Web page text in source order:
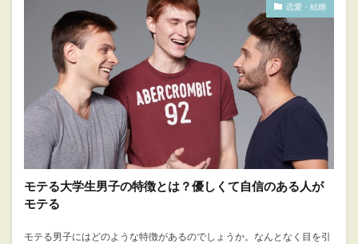
恋愛・結婚
モテる大学生男子の特徴とは？優しくて自信のある人が
モテる
モテる男子にはどのような特徴があるのでしょうか。なんとなく目を引